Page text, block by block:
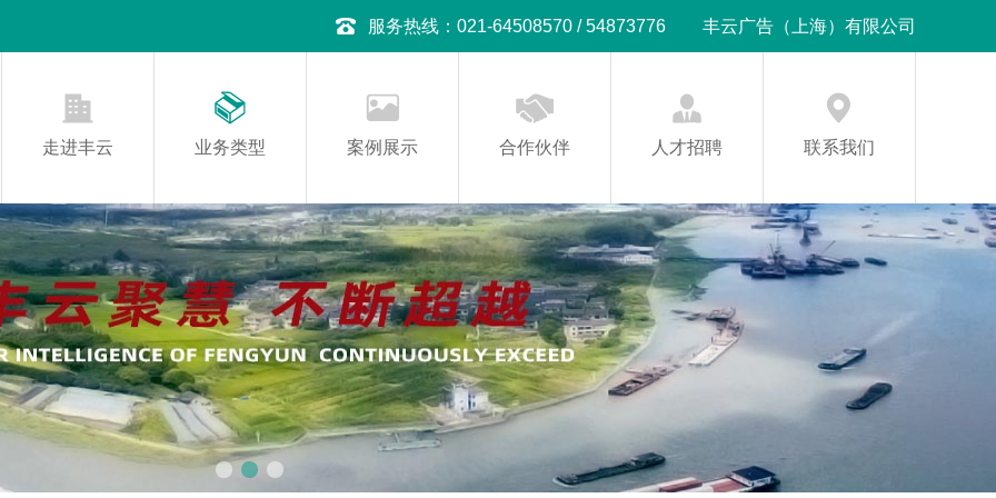
服务热线：021-64508570 / 54873776 丰云广告（上海）有限公司
走进丰云 业务类型 案例展示 合作伙伴 人才招聘 联系我们